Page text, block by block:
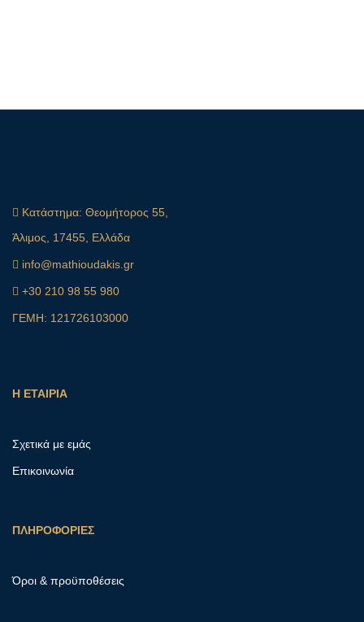
Κατάστημα: Θεομήτορος 55,
Άλιμος, 17455, Ελλάδα
info@mathioudakis.gr
+30 210 98 55 980
ΓΕΜΗ: 121726103000
Η ΕΤΑΙΡΙΑ
Σχετικά με εμάς
Επικοινωνία
ΠΛΗΡΟΦΟΡΙΕΣ
Όροι & προϋποθέσεις